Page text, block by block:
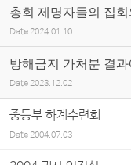
총회 제명자들의 집회
Date 2024.01.10
방해금지 가처분 결
Date 2023.12.02
중등부 하계수련회
Date2004.07.03